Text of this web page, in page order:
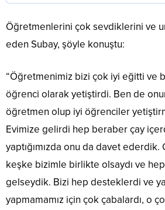
Öğretmenlerini çok sevdiklerini ve
eden Subay, şöyle konuştu:
“Öğretmenimiz bizi çok iyi eğitti ve
öğrenci olarak yetiştirdi. Ben de
öğretmen olup iyi öğrenciler
Evimize gelirdi hep beraber çay
yaptığımızda onu da davet
keşke bizimle birlikte olsaydı ve
gelseydik. Bizi hep desteklerdi ve
yapmamamız için çok çabalardı, o